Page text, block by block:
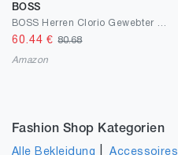
BOSS
60.44 €80.68
Amazon
Fashion Shop Kategorien
Alle Bekleidung |Accessoires